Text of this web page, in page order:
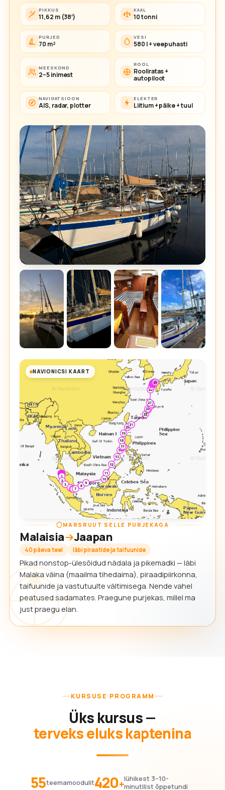
PIKKUS
11,62 m (38′)
KAAL
10 tonni
PURJED
70 m²
VESI
580 l + veepuhasti
MEESKOND
2–5 inimest
ROOL
Rooliratas +
autopiloot
NAVIGATSIOON
AIS, radar, plotter
ELEKTER
Liitium + päike + tuul
NAVIONICSI KAART
MARSRUUT SELLE PURJEKAGA
Malaisia Jaapan
40 päeva teel läbi piraatide ja taifuunide
Pikad nonstop-ülesõidud nädala ja pikemadki — läbi
Malaka väina (maailma tihedaima), piraadipiirkonna,
taifuunide ja vastutuulte vältimisega. Nende vahel
peatused sadamates. Praegune purjekas, millel ma
just praegu elan.
KURSUSE PROGRAMM
Üks kursus —
terveks eluks kaptenina
55teemamoodulit420+lühikest 3–10-
minutilist õppetundi